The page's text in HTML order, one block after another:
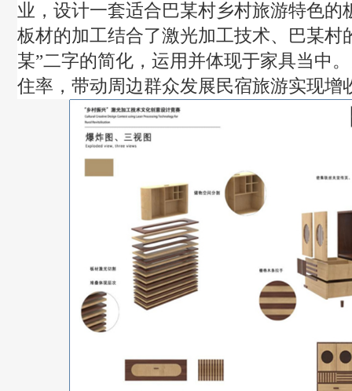
业，设计一套适合巴某村乡村旅游特色的
板材的加工结合了激光加工技术、巴某村
某”二字的简化，运用并体现于家具当中
住率，带动周边群众发展民宿旅游实现增